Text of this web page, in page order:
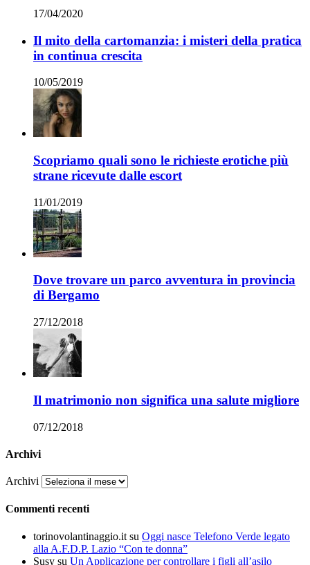
17/04/2020
Il mito della cartomanzia: i misteri della pratica
in continua crescita
10/05/2019
Scopriamo quali sono le richieste erotiche più
strane ricevute dalle escort
11/01/2019
Dove trovare un parco avventura in provincia
di Bergamo
27/12/2018
Il matrimonio non significa una salute migliore
07/12/2018
Archivi
Archivi
Commenti recenti
torinovolantinaggio.it su Oggi nasce Telefono Verde legato
alla A.F.D.P. Lazio “Con te donna”
Susy su Un Applicazione per controllare i figli all’asilo